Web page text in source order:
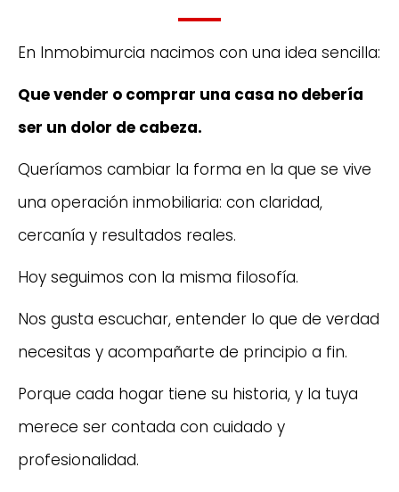
En Inmobimurcia nacimos con una idea sencilla:
Que vender o comprar una casa no debería
ser un dolor de cabeza.
Queríamos cambiar la forma en la que se vive
una operación inmobiliaria: con claridad,
cercanía y resultados reales.
Hoy seguimos con la misma filosofía.
Nos gusta escuchar, entender lo que de verdad
necesitas y acompañarte de principio a fin.
Porque cada hogar tiene su historia, y la tuya
merece ser contada con cuidado y
profesionalidad.